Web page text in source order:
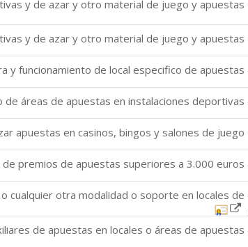
o cualquier otra modalidad o soporte en locales de